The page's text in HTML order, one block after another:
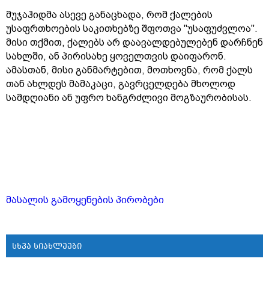
მუჯაჰიდმა ასევე განაცხადა, რომ ქალების
უსაფრთხოების საკითხებზე შფოთვა "უსაფუძვლოა".
მისი თქმით, ქალებს არ დაავალდებულებენ დარჩნენ
სახლში, ან პირისახე ყოველთვის დაიფარონ.
ამასთან, მისი განმარტებით, მოთხოვნა, რომ ქალს
თან ახლდეს მამაკაცი, გავრცელდება მხოლოდ
სამდღიანი ან უფრო ხანგრძლივი მოგზაურობისას.
მასალის გამოყენების პირობები
სხვა სიახლეები